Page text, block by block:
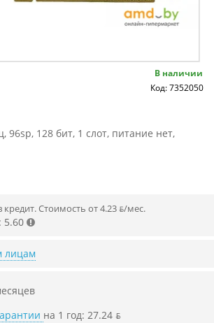
В наличии
Код: 7352050
96sp, 128 бит, 1 слот, питание нет,
Стоимость от 4.23 ƃ/мec.
5.60
лицам
на 1 год: 27.24 ƃ